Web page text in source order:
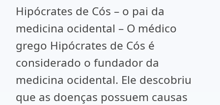
Hipócrates de Cós – o pai da
medicina ocidental – O médico
grego Hipócrates de Cós é
considerado o fundador da
medicina ocidental. Ele descobriu
que as doenças possuem causas